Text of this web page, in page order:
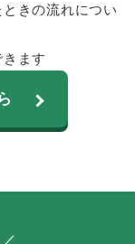
きの流れについ
ます